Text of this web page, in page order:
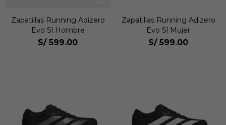
Zapatillas Running Adizero
Evo Sl Hombre
S/ 599.00
Zapatillas Running Adizero
Evo Sl Mujer
S/ 599.00